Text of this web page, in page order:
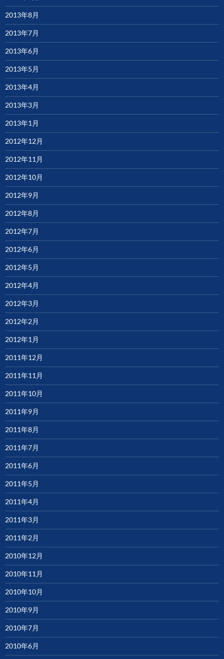
2013年8月
2013年7月
2013年6月
2013年5月
2013年4月
2013年3月
2013年1月
2012年12月
2012年11月
2012年10月
2012年9月
2012年8月
2012年7月
2012年6月
2012年5月
2012年4月
2012年3月
2012年2月
2012年1月
2011年12月
2011年11月
2011年10月
2011年9月
2011年8月
2011年7月
2011年6月
2011年5月
2011年4月
2011年3月
2011年2月
2010年12月
2010年11月
2010年10月
2010年9月
2010年7月
2010年6月